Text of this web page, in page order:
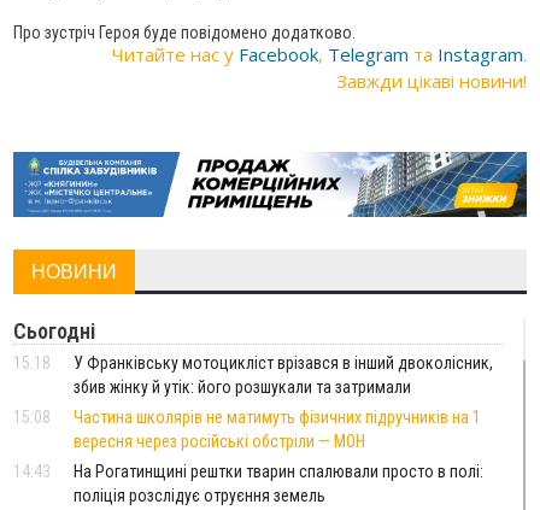
Про зустріч Героя буде повідомено додатково.
Читайте нас у Facebook, Telegram та Instagram.
Завжди цікаві новини!
НОВИНИ
Сьогодні
15:18
У Франківську мотоцикліст врізався в інший двоколісник,
збив жінку й утік: його розшукали та затримали
15:08
Частина школярів не матимуть фізичних підручників на 1
вересня через російські обстріли — МОН
14:43
На Рогатинщині рештки тварин спалювали просто в полі:
поліція розслідує отруєння земель